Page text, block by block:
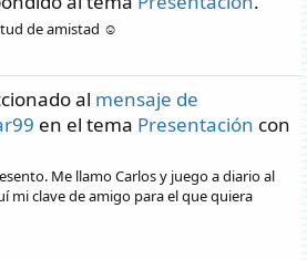
de amistad ☺️
al mensaje de
en el tema Presentación con
Me llamo Carlos y juego a diario al
mi clave de amigo para el que quiera